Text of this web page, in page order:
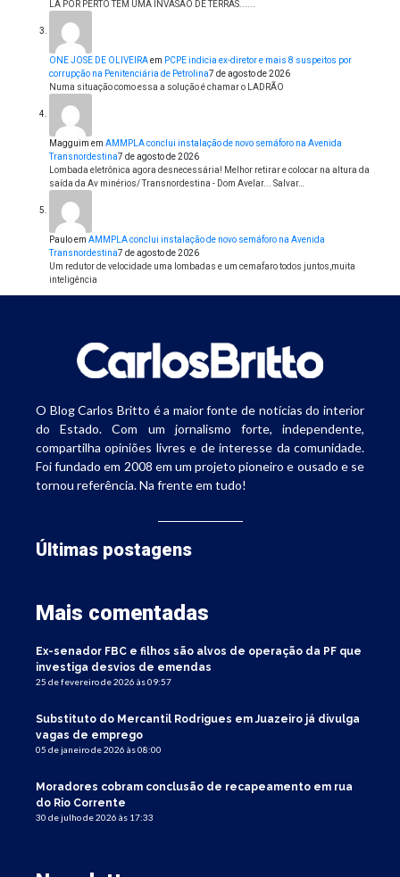
LÁ POR PERTO TEM UMA INVASÃO DE TERRAS......
ONE JOSE DE OLIVEIRAem PCPE indicia ex-diretor e mais 8 suspeitos por
corrupção na Penitenciária de Petrolina7 de agosto de 2026
Numa situação como essa a solução é chamar o LADRÃO
Magguim em AMMPLA conclui instalação de novo semáforo na Avenida
Transnordestina7 de agosto de 2026
Lombada eletrônica agora desnecessária! Melhor retirar e colocar na altura da
saída da Av minérios/ Transnordestina - Dom Avelar... Salvar…
Pauloem AMMPLA conclui instalação de novo semáforo na Avenida
Transnordestina7 de agosto de 2026
Um redutor de velocidade uma lombadas e um cemafaro todos juntos,muita
inteligência
O Blog Carlos Britto é a maior fonte de notícias do interior
do Estado. Com um jornalismo forte, independente,
compartilha opiniões livres e de interesse da comunidade.
Foi fundado em 2008 em um projeto pioneiro e ousado e se
tornou referência. Na frente em tudo!
Últimas postagens
Mais comentadas
Ex-senador FBC e filhos são alvos de operação da PF que
investiga desvios de emendas
25 de fevereiro de 2026 às 09:57
Substituto do Mercantil Rodrigues em Juazeiro já divulga
vagas de emprego
05 de janeiro de 2026 às 08:00
Moradores cobram conclusão de recapeamento em rua
do Rio Corrente
30 de julho de 2026 às 17:33